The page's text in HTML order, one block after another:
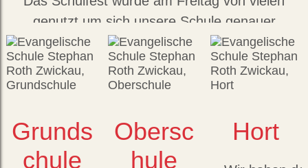
genutzt um sich unsere Schule genauer
anzuschauen.
Selbst gemachte Energiebällchen, die es am
Grunds
chule
Obersc
hule
Hort